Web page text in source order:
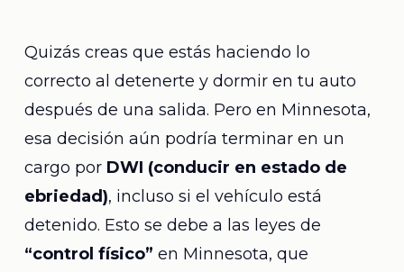
Quizás creas que estás haciendo lo
correcto al detenerte y dormir en tu auto
después de una salida. Pero en Minnesota,
esa decisión aún podría terminar en un
cargo por DWI (conducir en estado de
ebriedad), incluso si el vehículo está
detenido. Esto se debe a las leyes de
“control físico” en Minnesota, que